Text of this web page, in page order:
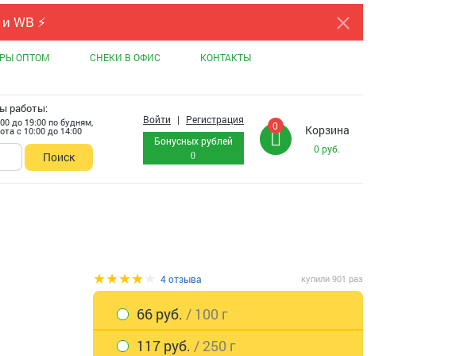
WB ⚡
ОПТОМ СНЕКИ В ОФИС
КОНТАКТЫ
работы:
до 19:00 по будням,
с 10:00 до 14:00
Поиск
Войти |
Регистрация
Бонусных рублей
0
0 Корзина
0 руб.
4 отзыва купили 901 раз
66 руб. / 100 г
117 руб. / 250 г